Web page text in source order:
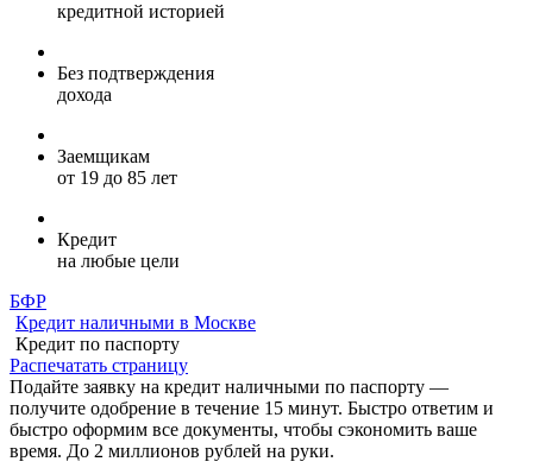
кредитной историей
Без подтверждения
дохода
Заемщикам
от 19 до 85 лет
Кредит
на любые цели
БФР
Кредит наличными в Москве
Кредит по паспорту
Распечатать страницу
Подайте заявку на кредит наличными по паспорту —
получите одобрение в течение 15 минут. Быстро ответим и
быстро оформим все документы, чтобы сэкономить ваше
время. До 2 миллионов рублей на руки.